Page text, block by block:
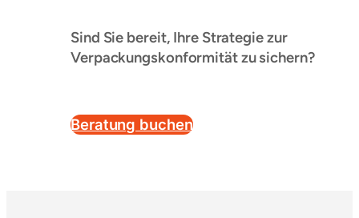
Sind Sie bereit, Ihre Strategie zur
Verpackungskonformität zu sichern?
Beratung buchen